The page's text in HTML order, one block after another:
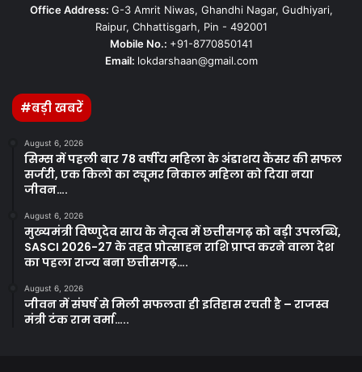
Office Address: G-3 Amrit Niwas, Ghandhi Nagar, Gudhiyari,
Raipur, Chhattisgarh, Pin - 492001
Mobile No.: +91-8770850141
Email: lokdarshaan@gmail.com
#बड़ी खबरें
August 6, 2026
सिम्स में पहली बार 78 वर्षीय महिला के अंडाशय कैंसर की सफल
सर्जरी, एक किलो का ट्यूमर निकाल महिला को दिया नया
जीवन….
August 6, 2026
मुख्यमंत्री विष्णुदेव साय के नेतृत्व में छत्तीसगढ़ को बड़ी उपलब्धि,
SASCI 2026-27 के तहत प्रोत्साहन राशि प्राप्त करने वाला देश
का पहला राज्य बना छत्तीसगढ़….
August 6, 2026
जीवन में संघर्ष से मिली सफलता ही इतिहास रचती है – राजस्व
मंत्री टंक राम वर्मा…..